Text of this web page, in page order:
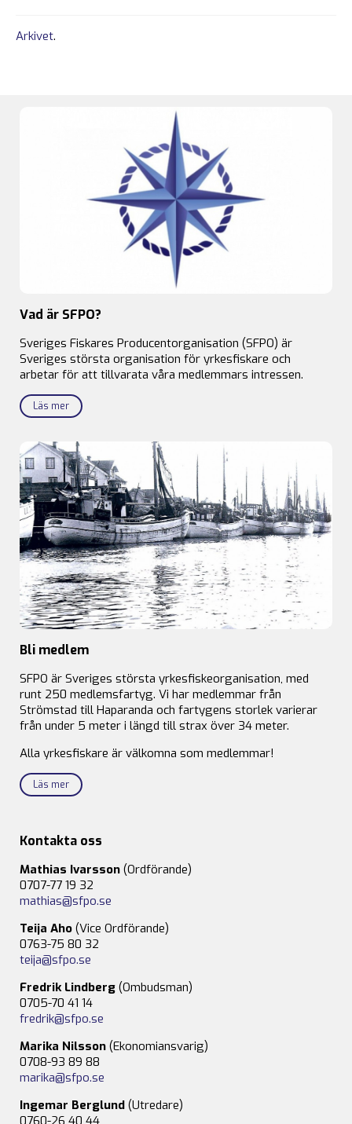
Arkivet.
Vad är SFPO?
Sveriges Fiskares Producentorganisation (SFPO) är
Sveriges största organisation för yrkesfiskare och
arbetar för att tillvarata våra medlemmars intressen.
Läs mer
Bli medlem
SFPO är Sveriges största yrkesfiskeorganisation, med
runt 250 medlemsfartyg. Vi har medlemmar från
Strömstad till Haparanda och fartygens storlek varierar
från under 5 meter i längd till strax över 34 meter.
Alla yrkesfiskare är välkomna som medlemmar!
Läs mer
Kontakta oss
Mathias Ivarsson (Ordförande)
0707-77 19 32
mathias@sfpo.se
Teija Aho (Vice Ordförande)
0763-75 80 32
teija@sfpo.se
Fredrik Lindberg (Ombudsman)
0705-70 41 14
fredrik@sfpo.se
Marika Nilsson (Ekonomiansvarig)
0708-93 89 88
marika@sfpo.se
Ingemar Berglund (Utredare)